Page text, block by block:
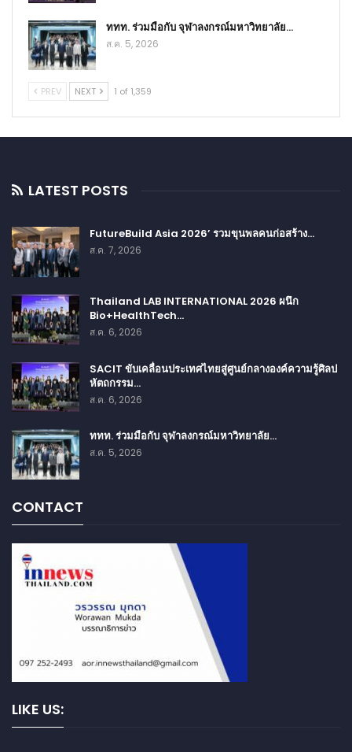
ททท. ร่วมมือกับ จุฬาลงกรณ์มหาวิทยาลัย…
ส.ค. 5, 2026
PREV NEXT 1 of 1,359
LATEST POSTS
FutureBuild Asia 2026’ รวมขุนพลคนก่อสร้าง…
ส.ค. 7, 2026
Thailand LAB INTERNATIONAL 2026 ผนึก
Bio+HealthTech…
ส.ค. 6, 2026
SACIT ขับเคลื่อนประเทศไทยสู่ศูนย์กลางองค์ความรู้ศิลป
หัตถกรรม…
ส.ค. 6, 2026
ททท. ร่วมมือกับ จุฬาลงกรณ์มหาวิทยาลัย…
ส.ค. 5, 2026
CONTACT
LIKE US: